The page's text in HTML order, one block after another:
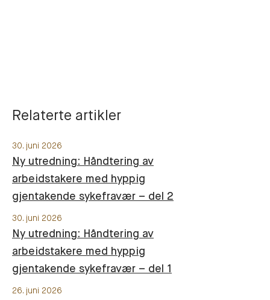
Relaterte artikler
30. juni 2026
Ny utredning: Håndtering av
arbeidstakere med hyppig
gjentakende sykefravær – del 2
30. juni 2026
Ny utredning: Håndtering av
arbeidstakere med hyppig
gjentakende sykefravær – del 1
26. juni 2026